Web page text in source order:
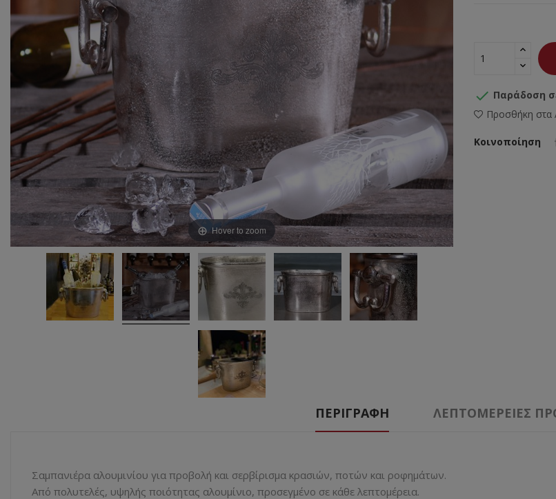
Hover to zoom
 Παράδοση
Προσθήκη στα
Κοινοποίηση
ΠΕΡΙΓΡΑΦΉ ΛΕΠΤΟΜΈΡΕΙΕΣ
Σαμπανιέρα αλουμινίου για προβολή και σερβίρισμα κρασιών, ποτών και ροφημάτων.
Από πολυτελές, υψηλής ποιότητας αλουμίνιο, προσεγμένο σε κάθε λεπτομέρεια.